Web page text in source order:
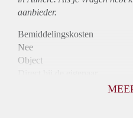
aanbieder.
Bemiddelingskosten
Nee
Object